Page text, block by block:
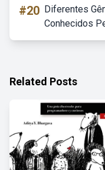
#20 Diferentes
Conhecidos
Related Posts